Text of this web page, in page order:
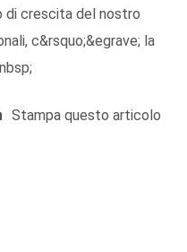
di crescita del nostro
c&rsquo;&egrave; la
Stampa questo articolo